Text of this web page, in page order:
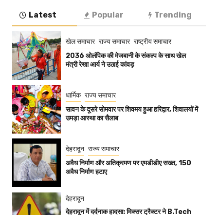
Latest Popular Trending
खेल समाचार राज्य समाचार राष्ट्रीय समाचार
2036 ओलंपिक की मेजबानी के संकल्प के साथ खेल
मंत्री रेखा आर्य ने उठाई कांवड़
धार्मिक राज्य समाचार
सावन के दूसरे सोमवार पर शिवमय हुआ हरिद्वार, शिवालयों में
उमड़ा आस्था का सैलाब
देहरादून राज्य समाचार
अवैध निर्माण और अतिक्रमण पर एमडीडीए सख्त, 150
अवैध निर्माण हटाए
देहरादून
देहरादून में दर्दनाक हादसा: मिक्सर ट्रैक्टर ने B.Tech